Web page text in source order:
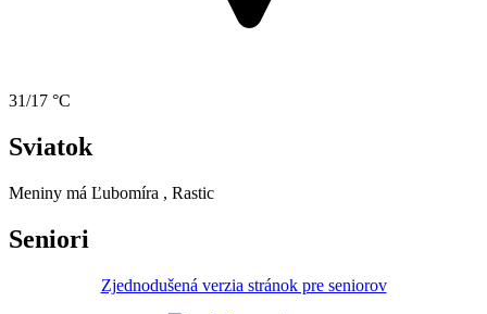
31/17 °C
Sviatok
Meniny má Ľubomíra , Rastic
Seniori
Zjednodušená verzia stránok pre seniorov